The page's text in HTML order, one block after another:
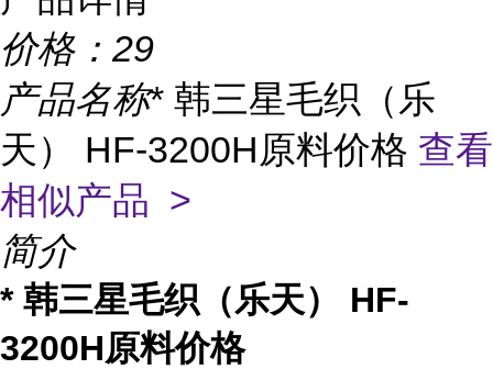
价格： 29
产品名称* 韩三星毛织（乐
天） HF-3200H原料价格 查看
相似产品 >
简介
* 韩三星毛织（乐天） HF-
3200H原料价格